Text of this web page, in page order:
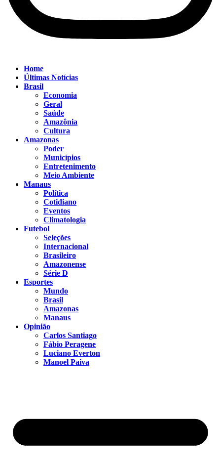
Home
Últimas Notícias
Brasil
Economia
Geral
Saúde
Amazônia
Cultura
Amazonas
Poder
Municípios
Entretenimento
Meio Ambiente
Manaus
Política
Cotidiano
Eventos
Climatologia
Futebol
Seleções
Internacional
Brasileiro
Amazonense
Série D
Esportes
Mundo
Brasil
Amazonas
Manaus
Opinião
Carlos Santiago
Fábio Peragene
Luciano Everton
Manoel Paiva